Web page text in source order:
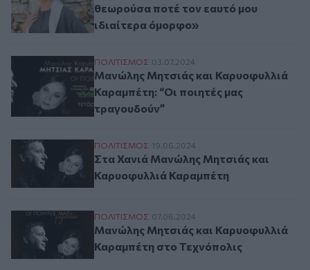
θεωρούσα ποτέ τον εαυτό μου
ιδιαίτερα όμορφο»
Μανώλης Μητσιάς και Καρυοφυλλιά
ΠΟΛΙΤΙΣΜΟΣ 03.07.2024
Μανώλης Μητσιάς και Καρυοφυλλιά
Καραμπέτη: “Οι ποιητές μας
τραγουδούν”
Στα Χανιά Μανώλης Μητσιάς και
ΠΟΛΙΤΙΣΜΟΣ 19.06.2024
Στα Χανιά Μανώλης Μητσιάς και
Καρυοφυλλιά Καραμπέτη
Μανώλης Μητσιάς και Καρυοφυλλιά
ΠΟΛΙΤΙΣΜΟΣ 07.06.2024
Μανώλης Μητσιάς και Καρυοφυλλιά
Καραμπέτη στο Τεχνόπολις